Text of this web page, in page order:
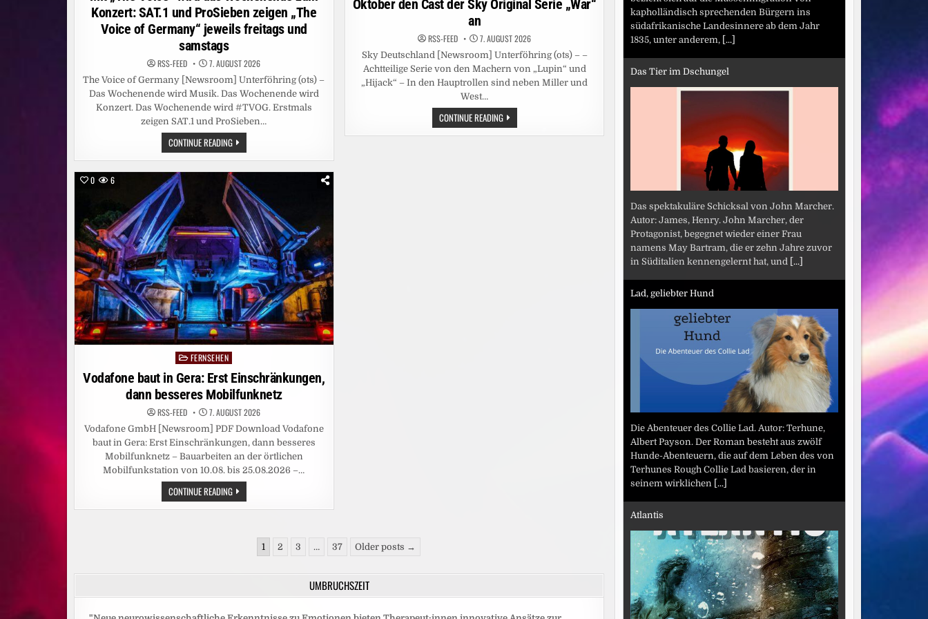
Konzert: SAT.1 und ProSieben zeigen „The
Voice of Germany“ jeweils freitags und
samstags
RSS-FEED 7. AUGUST 2026
The Voice of Germany [Newsroom] Unterföhring (ots) –
Das Wochenende wird Musik. Das Wochenende wird
Konzert. Das Wochenende wird #TVOG. Erstmals
zeigen SAT.1 und ProSieben…
CONTINUE READINGMIT
„THE
VOICE“
WIRD
DAS
WOCHENENDE
ZUM
KONZERT:
SAT.1
UND
PROSIEBEN
ZEIGEN
„THE
VOICE
OF
GERMANY“
JEWEILS
FREITAGS
UND
SAMSTAGS
Oktober den Cast der Sky Original Serie „War“
an
RSS-FEED 7. AUGUST 2026
Sky Deutschland [Newsroom] Unterföhring (ots) – –
Achtteilige Serie von den Machern von „Lupin“ und
„Hijack“ – In den Hauptrollen sind neben Miller und
West…
CONTINUE READINGSIENNA
MILLER
UND
0 6
Posted
in
FERNSEHEN
Vodafone baut in Gera: Erst Einschränkungen,
dann besseres Mobilfunknetz
RSS-FEED 7. AUGUST 2026
Vodafone GmbH [Newsroom] PDF Download Vodafone
baut in Gera: Erst Einschränkungen, dann besseres
Mobilfunknetz – Bauarbeiten an der örtlichen
Mobilfunkstation von 10.08. bis 25.08.2026 –…
CONTINUE READINGVODAFONE
BAUT
IN
EINSCHRÄNKUNGEN,
BESSERES
Seitennummerierung1 2 3 … 37 Older posts →
UMBRUCHSZEIT
kapholländisch sprechenden Bürgern ins
südafrikanische Landesinnere ab dem Jahr
1835, unter anderem, [...]
Das Tier im Dschungel
Das spektakuläre Schicksal von John Marcher.
Autor: James, Henry. John Marcher, der
Protagonist, begegnet wieder einer Frau
namens May Bartram, die er zehn Jahre zuvor
in Süditalien kennengelernt hat, und [...]
Lad, geliebter Hund
Die Abenteuer des Collie Lad. Autor: Terhune,
Albert Payson. Der Roman besteht aus zwölf
Hunde-Abenteuern, die auf dem Leben des von
Terhunes Rough Collie Lad basieren, der in
seinem wirklichen [...]
Atlantis